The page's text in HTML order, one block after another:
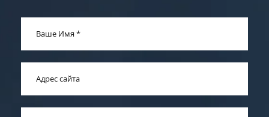
Ваше Имя *
Адрес сайта